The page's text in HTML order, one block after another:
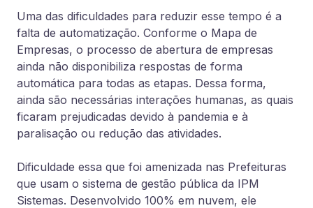
Uma das dificuldades para reduzir esse tempo é a
falta de automatização. Conforme o Mapa de
Empresas, o processo de abertura de empresas
ainda não disponibiliza respostas de forma
automática para todas as etapas. Dessa forma,
ainda são necessárias interações humanas, as quais
ficaram prejudicadas devido à pandemia e à
paralisação ou redução das atividades.
Dificuldade essa que foi amenizada nas Prefeituras
que usam o sistema de gestão pública da IPM
Sistemas. Desenvolvido 100% em nuvem, ele